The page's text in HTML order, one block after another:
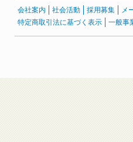
会社案内 社会活動 採用募集 メ
特定商取引法に基づく表示
一般事